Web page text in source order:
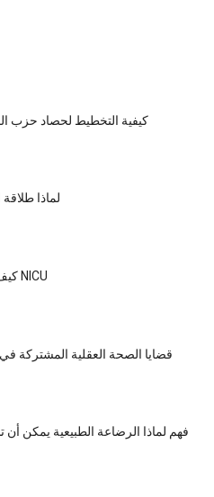
كيفية التخطيط لحصاد حزب
لماذا
كيف تقرأ شاشات NICU
قضايا الصحة العقلية المشتركة
فهم لماذا الرضاعة الطبيعية يمكن